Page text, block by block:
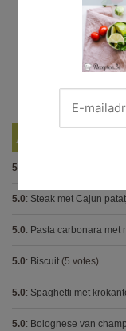
Best Beoordeelde
5.0 Spaghetti bolognese
5.0: Steak met Cajun
5.0: Pasta carbonara met
5.0: Biscuit (5 votes)
5.0: Spaghetti met
5.0: Bolognese van